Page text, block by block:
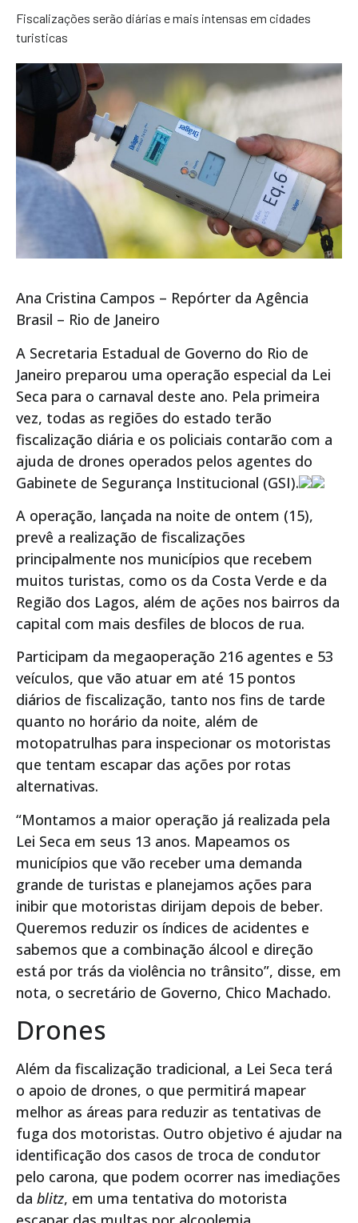
Fiscalizações serão diárias e mais intensas em cidades
turisticas
Ana Cristina Campos – Repórter da Agência
Brasil – Rio de Janeiro
A Secretaria Estadual de Governo do Rio de
Janeiro preparou uma operação especial da Lei
Seca para o carnaval deste ano. Pela primeira
vez, todas as regiões do estado terão
fiscalização diária e os policiais contarão com a
ajuda de drones operados pelos agentes do
Gabinete de Segurança Institucional (GSI).
A operação, lançada na noite de ontem (15),
prevê a realização de fiscalizações
principalmente nos municípios que recebem
muitos turistas, como os da Costa Verde e da
Região dos Lagos, além de ações nos bairros da
capital com mais desfiles de blocos de rua.
Participam da megaoperação 216 agentes e 53
veículos, que vão atuar em até 15 pontos
diários de fiscalização, tanto nos fins de tarde
quanto no horário da noite, além de
motopatrulhas para inspecionar os motoristas
que tentam escapar das ações por rotas
alternativas.
“Montamos a maior operação já realizada pela
Lei Seca em seus 13 anos. Mapeamos os
municípios que vão receber uma demanda
grande de turistas e planejamos ações para
inibir que motoristas dirijam depois de beber.
Queremos reduzir os índices de acidentes e
sabemos que a combinação álcool e direção
está por trás da violência no trânsito”, disse, em
nota, o secretário de Governo, Chico Machado.
Drones
Além da fiscalização tradicional, a Lei Seca terá
o apoio de drones, o que permitirá mapear
melhor as áreas para reduzir as tentativas de
fuga dos motoristas. Outro objetivo é ajudar na
identificação dos casos de troca de condutor
pelo carona, que podem ocorrer nas imediações
da blitz, em uma tentativa do motorista